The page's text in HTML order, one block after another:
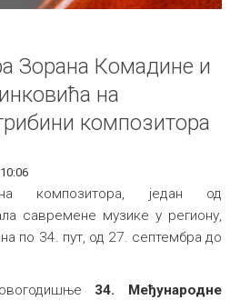
Зорана Комадине и
на
композитора
композитора, један од
савремене музике у региону,
по 34. пут, од 27. септембра до
34. Међународнe